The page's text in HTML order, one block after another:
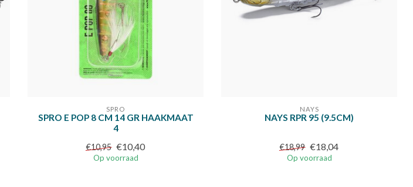
SPRO
SPRO E POP 8 CM 14 GR HAAKMAAT
4
€10,95 €10,40
Op voorraad
NAYS
NAYS RPR 95 (9.5CM)
€18,99 €18,04
Op voorraad